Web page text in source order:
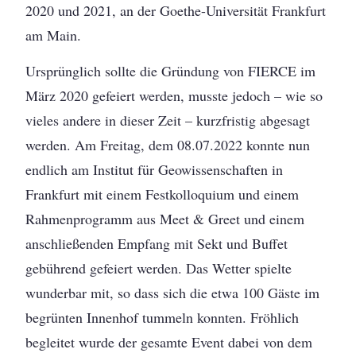
2020 und 2021, an der Goethe-Universität Frankfurt
am Main.
Ursprünglich sollte die Gründung von FIERCE im
März 2020 gefeiert werden, musste jedoch – wie so
vieles andere in dieser Zeit – kurzfristig abgesagt
werden. Am Freitag, dem 08.07.2022 konnte nun
endlich am Institut für Geowissenschaften in
Frankfurt mit einem Festkolloquium und einem
Rahmenprogramm aus Meet & Greet und einem
anschließenden Empfang mit Sekt und Buffet
gebührend gefeiert werden. Das Wetter spielte
wunderbar mit, so dass sich die etwa 100 Gäste im
begrünten Innenhof tummeln konnten. Fröhlich
begleitet wurde der gesamte Event dabei von dem